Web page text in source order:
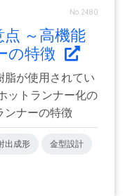
No.2480
～高機能
の特徴
が使用されてい
ットランナー化の
ナーの特徴
出成形 金型設計